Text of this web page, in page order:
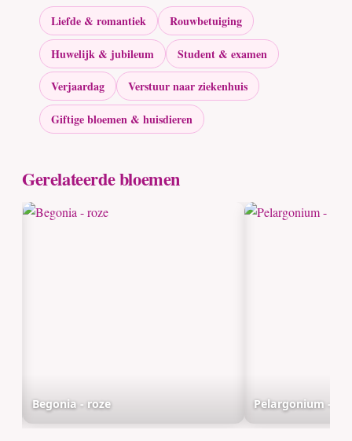
Liefde & romantiek
Rouwbetuiging
Huwelijk & jubileum
Student & examen
Verjaardag
Verstuur naar ziekenhuis
Giftige bloemen & huisdieren
Gerelateerde bloemen
Begonia - roze Pelargonium -